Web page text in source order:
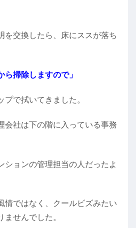
を交換したら、床にススが落ち
ら掃除しますので」
プで拭いてきました。
会社は下の階に入っている事務
ションの管理担当の人だったよ
情ではなく、クールビズみたい
ませんでした。